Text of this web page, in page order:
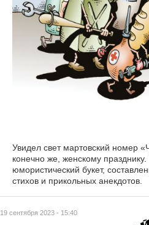
19 сентября 2023 - 15:40
Увидел свет мартовский номер
конечно же, женскому празднику. Наших читательниц ждёт
юмористический букет,
стихов и прикольных анекдотов.